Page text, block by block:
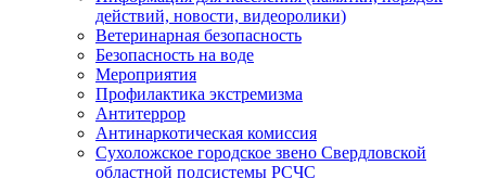
действий, новости, видеоролики)
Ветеринарная безопасность
Безопасность на воде
Мероприятия
Профилактика экстремизма
Антитеррор
Антинаркотическая комиссия
Сухоложское городское звено Свердловской
областной подсистемы РСЧС